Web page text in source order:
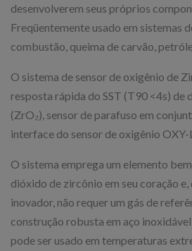
desenvolverem seus próprios
Freqüentemente usado em sistemas
combustão, queima de carvão,
O sistema de sensor de oxigênio de
resposta rápida do SST (T90 <4s) de
(ZrO₂), sensor de parafuso em
interface do sensor de oxigênio OXY-
O sistema emprega um elemento
dióxido de zircônio em seu coração
inovador, não requer um gás de
construção robusta em aço
pode ser usado em temperaturas